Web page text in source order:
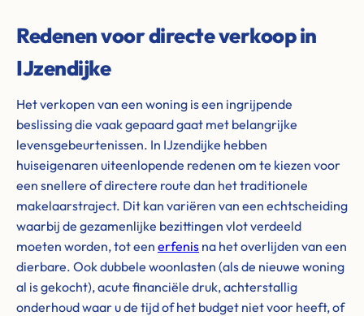
Redenen voor directe verkoop in
IJzendijke
Het verkopen van een woning is een ingrijpende
beslissing die vaak gepaard gaat met belangrijke
levensgebeurtenissen. In IJzendijke hebben
huiseigenaren uiteenlopende redenen om te kiezen voor
een snellere of directere route dan het traditionele
makelaarstraject. Dit kan variëren van een echtscheiding
waarbij de gezamenlijke bezittingen vlot verdeeld
moeten worden, tot een erfenis na het overlijden van een
dierbare. Ook dubbele woonlasten (als de nieuwe woning
al is gekocht), acute financiële druk, achterstallig
onderhoud waar u de tijd of het budget niet voor heeft, of